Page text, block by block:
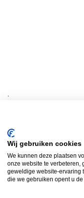
BUS
Teambuilding Brabant
Bedrijfsuitje Brabant
Wij gebruiken cookies
We kunnen deze plaatsen
onze website te verbeteren,
geweldige website-ervaring
die we gebruiken opent u